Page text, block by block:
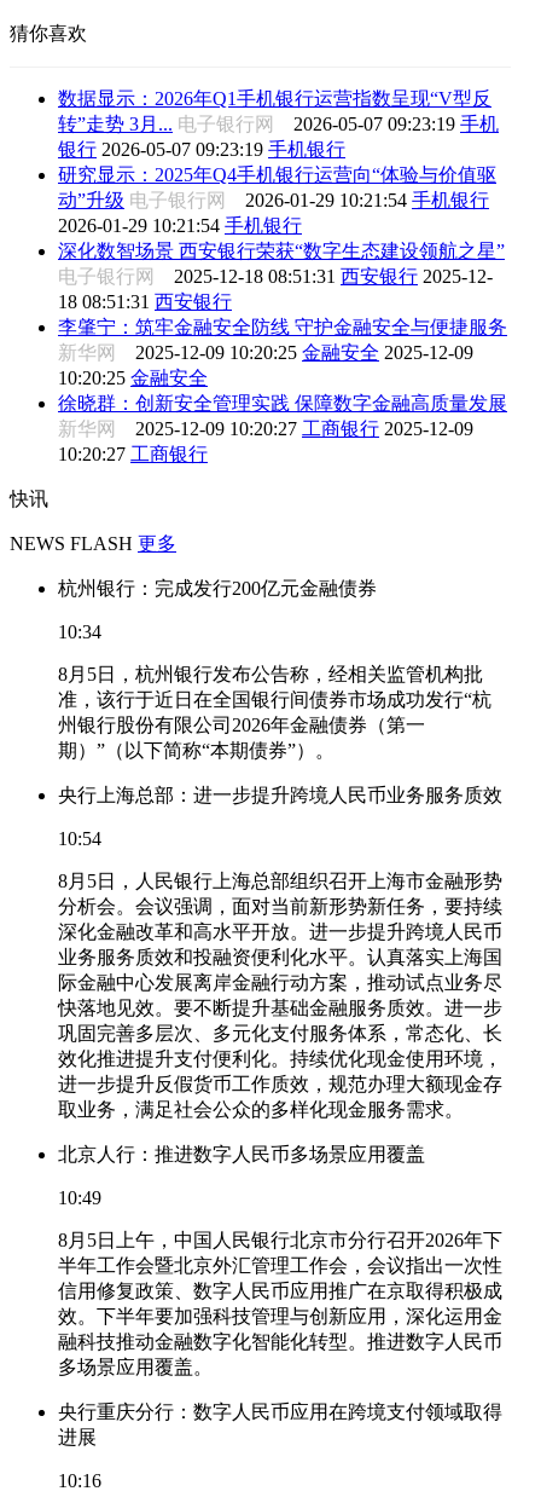
猜你喜欢
数据显示：2026年Q1手机银行运营指数呈现“V型反
转”走势 3月... 电子银行网 2026-05-07 09:23:19 手机
银行 2026-05-07 09:23:19 手机银行
研究显示：2025年Q4手机银行运营向“体验与价值驱
动”升级 电子银行网 2026-01-29 10:21:54 手机银行
2026-01-29 10:21:54 手机银行
深化数智场景 西安银行荣获“数字生态建设领航之星”
电子银行网 2025-12-18 08:51:31 西安银行 2025-12-
18 08:51:31 西安银行
李肇宁：筑牢金融安全防线 守护金融安全与便捷服务
新华网 2025-12-09 10:20:25 金融安全 2025-12-09
10:20:25 金融安全
徐晓群：创新安全管理实践 保障数字金融高质量发展
新华网 2025-12-09 10:20:27 工商银行 2025-12-09
10:20:27 工商银行
快讯
NEWS FLASH 更多
杭州银行：完成发行200亿元金融债券
10:34
8月5日，杭州银行发布公告称，经相关监管机构批
准，该行于近日在全国银行间债券市场成功发行“杭
州银行股份有限公司2026年金融债券（第一
期）”（以下简称“本期债券”）。
央行上海总部：进一步提升跨境人民币业务服务质效
10:54
8月5日，人民银行上海总部组织召开上海市金融形势
分析会。会议强调，面对当前新形势新任务，要持续
深化金融改革和高水平开放。进一步提升跨境人民币
业务服务质效和投融资便利化水平。认真落实上海国
际金融中心发展离岸金融行动方案，推动试点业务尽
快落地见效。要不断提升基础金融服务质效。进一步
巩固完善多层次、多元化支付服务体系，常态化、长
效化推进提升支付便利化。持续优化现金使用环境，
进一步提升反假货币工作质效，规范办理大额现金存
取业务，满足社会公众的多样化现金服务需求。
北京人行：推进数字人民币多场景应用覆盖
10:49
8月5日上午，中国人民银行北京市分行召开2026年下
半年工作会暨北京外汇管理工作会，会议指出一次性
信用修复政策、数字人民币应用推广在京取得积极成
效。下半年要加强科技管理与创新应用，深化运用金
融科技推动金融数字化智能化转型。推进数字人民币
多场景应用覆盖。
央行重庆分行：数字人民币应用在跨境支付领域取得
进展
10:16